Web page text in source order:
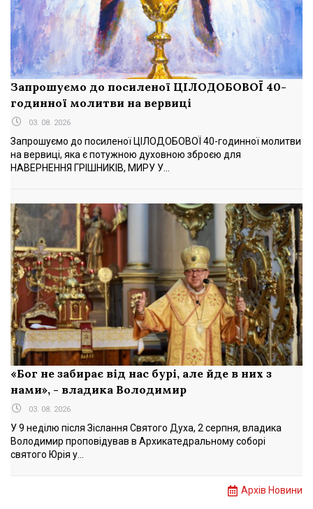
Запрошуємо до посиленої ЦІЛОДОБОВОЇ 40-
годинної молитви на вервиці
03. 08. 2026
Запрошуємо до посиленої ЦІЛОДОБОВОЇ 40-годинної молитви
на вервиці, яка є потужною духовною зброєю для
НАВЕРНЕННЯ ГРІШНИКІВ, МИРУ У...
«Бог не забирає від нас бурі, але йде в них з
нами», - владика Володимир
03. 08. 2026
У 9 неділю після Зіслання Святого Духа, 2 серпня, владика
Володимир проповідував в Архикатедральному соборі
святого Юрія у...
Архів Новини